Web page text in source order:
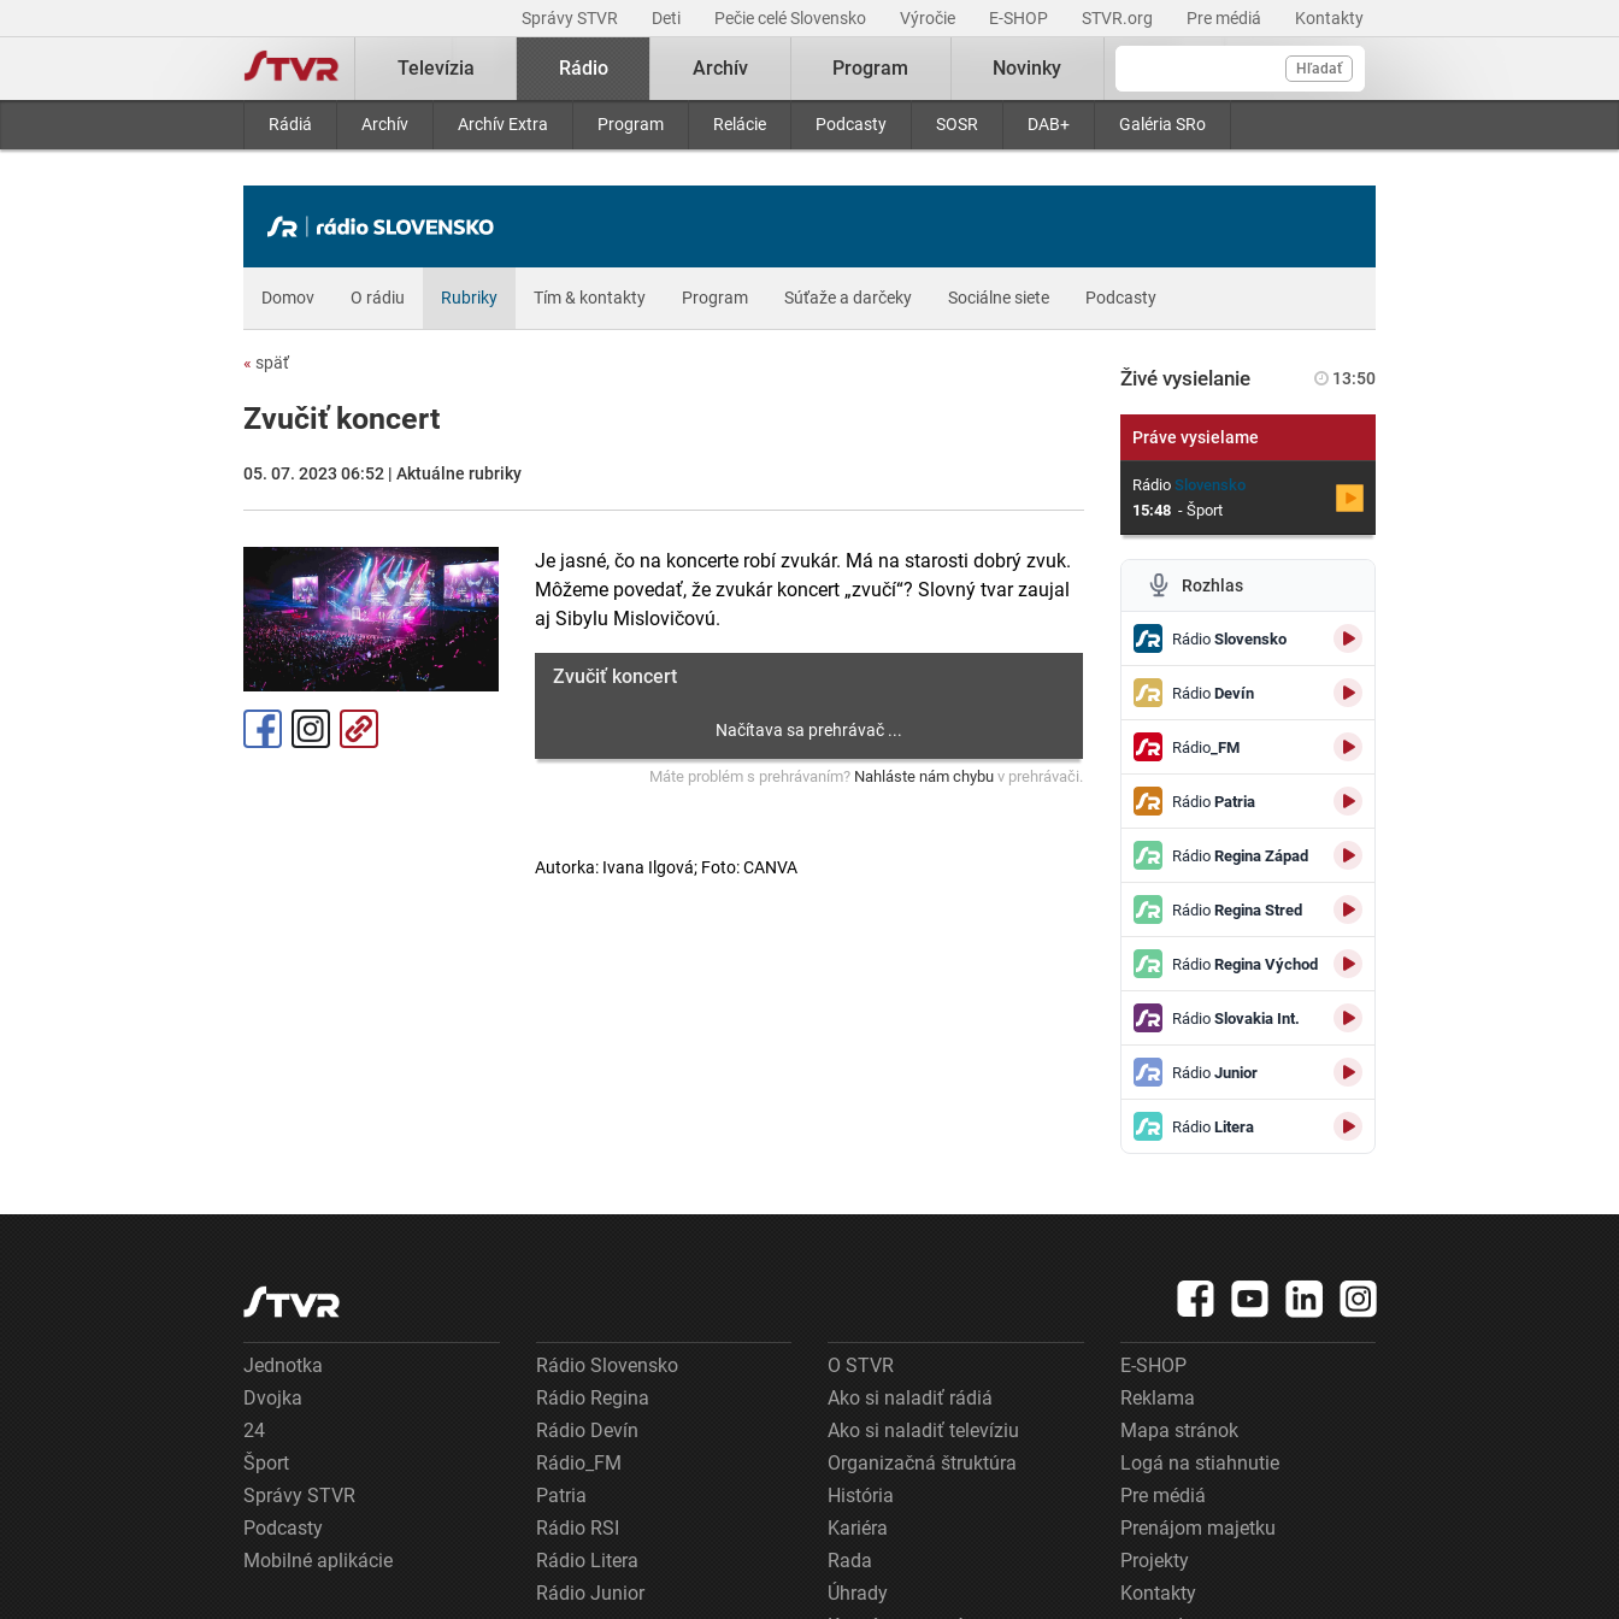
Správy STVR Deti Pečie celé Slovensko Výročie E-SHOP STVR.org Pre médiá Kontakty
Hľadať
Televízia Rádio
Rádiá Archív Archív Extra Program Relácie Podcasty SOSR DAB+ Galéria SRo
Archív Program Novinky
Domov O rádiu Rubriky Tím & kontakty Program Súťaže a darčeky Sociálne siete Podcasty
« späť
Zvučiť koncert
05. 07. 2023 06:52 | Aktuálne rubriky
Je jasné, čo na koncerte robí zvukár. Má na starosti dobrý zvuk.
Môžeme povedať, že zvukár koncert „zvučí“? Slovný tvar zaujal
aj Sibylu Mislovičovú.
Zvučiť koncert
Máte problém s prehrávaním? Nahláste nám chybu v prehrávači.
Autorka: Ivana Ilgová; Foto: CANVA
Živé vysielanie 13:50
Práve vysielame
RádioSlovensko
15:48 - Šport
Rozhlas
RádioSlovensko
RádioDevín
Rádio_FM
RádioPatria
RádioRegina Západ
RádioRegina Stred
RádioRegina Východ
RádioSlovakia Int.
RádioJunior
RádioLitera
Jednotka
Dvojka
24
Šport
Správy STVR
Podcasty
Mobilné aplikácie
Rádio Slovensko
Rádio Regina
Rádio Devín
Rádio_FM
Patria
Rádio RSI
Rádio Litera
Rádio Junior
O STVR
Ako si naladiť rádiá
Ako si naladiť televíziu
Organizačná štruktúra
História
Kariéra
Rada
Úhrady
E-SHOP
Reklama
Mapa stránok
Logá na stiahnutie
Pre médiá
Prenájom majetku
Projekty
Kontakty